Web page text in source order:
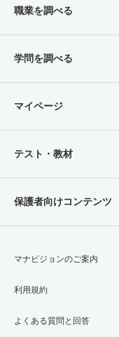
職業を調べる
学問を調べる
マイページ
テスト・教材
保護者向けコンテンツ
マナビジョンのご案内
利用規約
よくある質問と回答